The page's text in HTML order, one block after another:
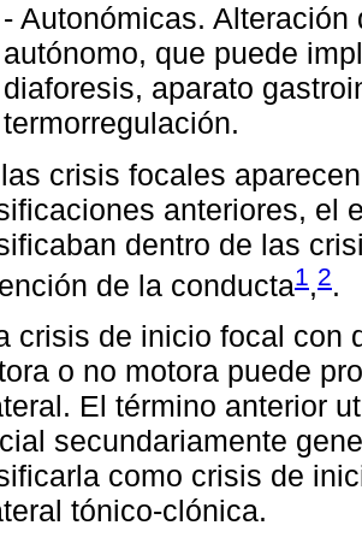
- Autonómicas.
autónomo, que puede
diaforesis, aparato
termorregulación.
crisis focales
anteriores, el
dentro de las
de la conducta1,2.
crisis de inicio focal con
o no motora puede
El término anterior
secundariamente
como crisis de
tónico-clónica.